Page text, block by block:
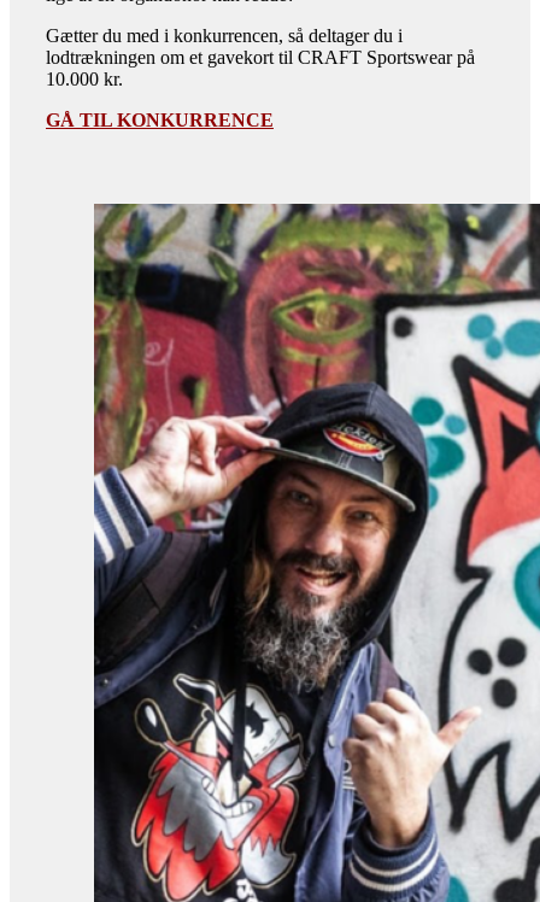
Gætter du med i konkurrencen, så deltager du i
lodtrækningen om et gavekort til CRAFT Sportswear på
10.000 kr.
GÅ TIL KONKURRENCE